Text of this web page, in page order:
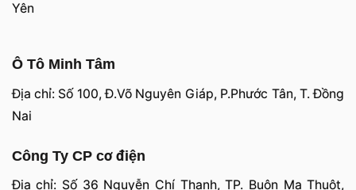
Yên
Ô Tô Minh Tâm
Địa chỉ: Số 100, Đ.Võ Nguyên Giáp, P.Phước Tân, T. Đồng
Nai
Công Ty CP cơ điện
Địa chỉ: Số 36 Nguyễn Chí Thanh, TP. Buôn Ma Thuột,